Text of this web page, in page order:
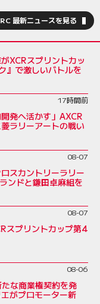
最新ニュースを見る
XCRスプリントカッ
』で激しいバトルを
17時間前
発へ活かす」AXCR
ラリーアートの戦い
08-07
スカントリーラリー
ンドと鎌田卓麻組を
08-07
プリントカップ第4
08-06
な商業権契約を発
がプロモーター新